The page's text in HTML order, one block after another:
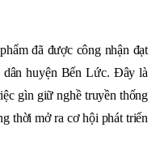
đã được công nhận đạt
huyện Bến Lức. Đây là
gìn giữ nghề truyền thống
thời mở ra cơ hội phát triển